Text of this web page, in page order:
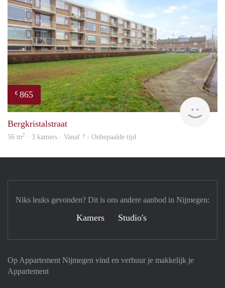
€ 865
Bergkristalstraat
56 m2 · 3 kamers · Vanaf ? - Onbepaalde tijd
Op Appartement Nijmegen vind en verhuur je makkelijk je
Appartement
Niks leuks gevonden? Dit is ons andere aanbod in Nijmegen:
Kamers Studio's